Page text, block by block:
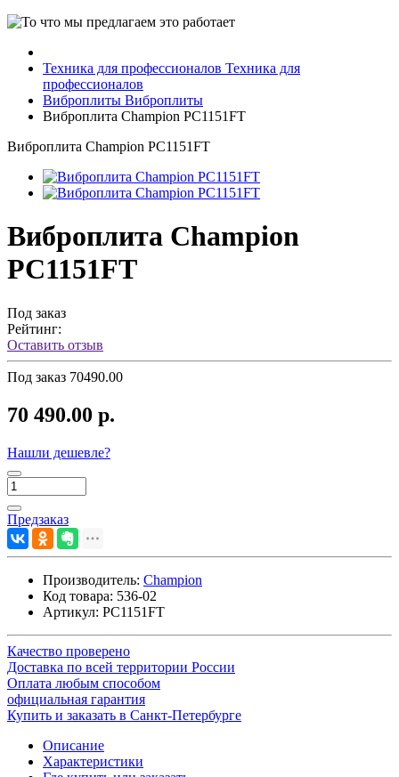
Техника для профессионалов Техника для
профессионалов
Виброплиты Виброплиты
Виброплита Champion PC1151FT
Виброплита Champion PC1151FT
Виброплита Champion
PC1151FT
Под заказ
Рейтинг:
Оставить отзыв
Под заказ 70490.00
70 490.00 р.
Нашли дешевле?
Предзаказ
Производитель: Champion
Код товара: 536-02
Артикул: PC1151FT
Качество проверено
Доставка по всей территории России
Оплата любым способом
официальная гарантия
Купить и заказать в Санкт-Петербурге
Описание
Характеристики